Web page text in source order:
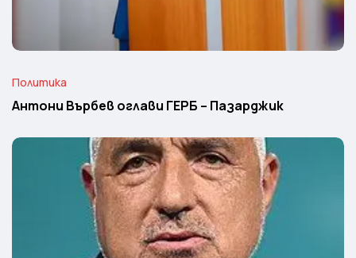
Политика
Антони Върбев оглави ГЕРБ – Пазарджик